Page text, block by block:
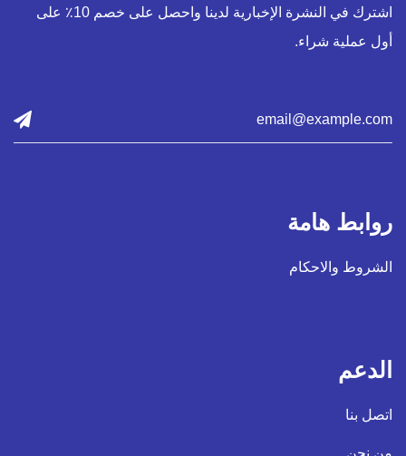
اشترك في النشرة الإخبارية لدينا واحصل على خصم 10٪ على
أول عملية شراء.
روابط هامة
الشروط والاحكام
الدعم
اتصل بنا
من نحن